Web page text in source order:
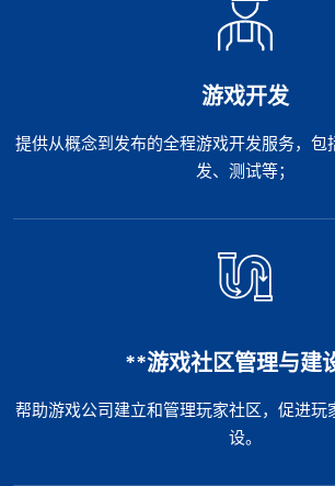
游戏开发
提供从概念到发布的全程游戏开发服务，包
发、测试等；
**游戏社区管理与建
帮助游戏公司建立和管理玩家社区，促进玩
设。